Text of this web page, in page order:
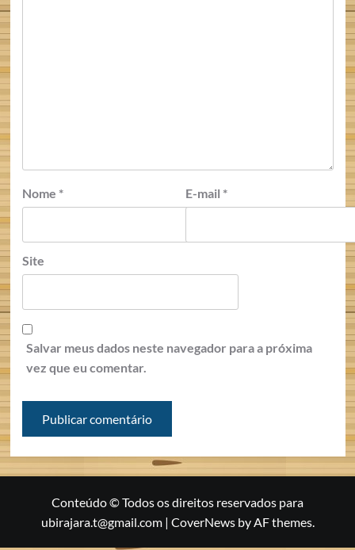
Nome * E-mail *
Site
Salvar meus dados neste navegador para a próxima
vez que eu comentar.
Conteúdo © Todos os direitos reservados para
ubirajara.t@gmail.com | CoverNewsby AF themes.